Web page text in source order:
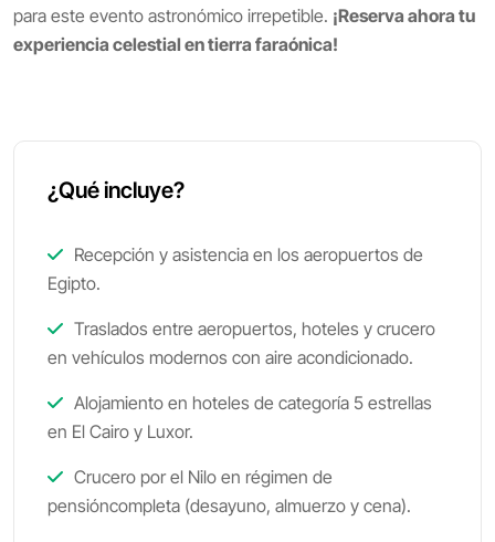
para este evento astronómico irrepetible. ¡Reserva ahora tu
experiencia celestial en tierra faraónica!
¿Qué incluye?
Recepción y asistencia en los aeropuertos de
Egipto.
Traslados entre aeropuertos, hoteles y crucero
en vehículos modernos con aire acondicionado.
Alojamiento en hoteles de categoría 5 estrellas
en El Cairo y Luxor.
Crucero por el Nilo en régimen de
pensióncompleta (desayuno, almuerzo y cena).